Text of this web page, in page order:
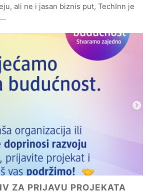
ali ne i jasan biznis put, TechInn je
ZA PRIJAVU PROJEKATA